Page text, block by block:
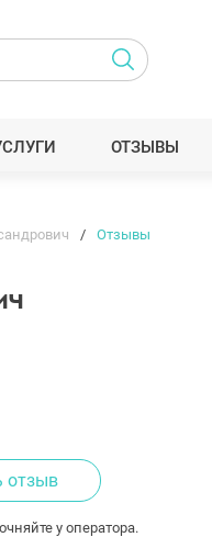
ОТЗЫВЫ
Отзывы
отзыв
у оператора.